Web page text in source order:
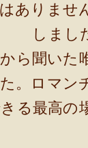
ありませ
しまし
ら聞いた
。ロマン
る最高の